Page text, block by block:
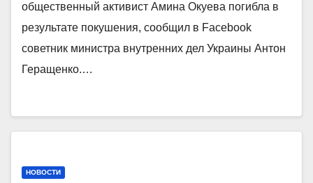
общественный активист Амина Окуева погибла в
результате покушения, сообщил в Facebook
советник министра внутренних дел Украины Антон
Геращенко.…
НОВОСТИ